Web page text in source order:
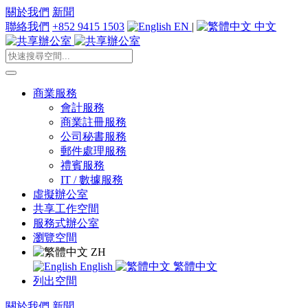
關於我們 新聞
聯絡我們 +852 9415 1503 EN | 中文
商業服務
會計服務
商業註冊服務
公司秘書服務
郵件處理服務
禮賓服務
IT / 數據服務
虛擬辦公室
共享工作空間
服務式辦公室
瀏覽空間
ZH
English
繁體中文
列出空間